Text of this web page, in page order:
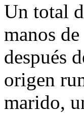
Un total
manos
después
origen
marido,